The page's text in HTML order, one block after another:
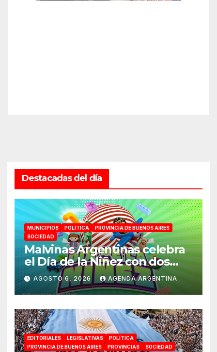
Destacadas del día
MUNICIPIOS POLÍTICA
PROVINCIA DE BUENOS AIRES
SOCIEDAD
Malvinas Argentinas celebra
el Día de la Niñez con dos
jornadas de juegos,
espectáculos y actividades
para toda la familia
AGOSTO 6, 2026 AGENDA ARGENTINA
EDITORIALES LEGISLATIVAS
POLÍTICA
PROVINCIA DE BUENOS AIRES
PROVINCIAS SOCIEDAD